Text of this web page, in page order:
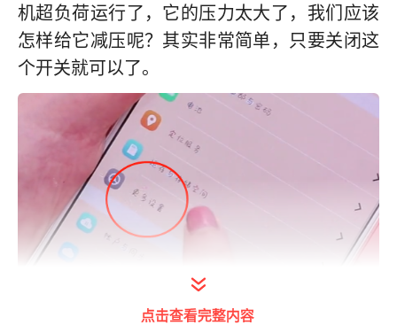
机超负荷运行了，它的压力太大了，我们应该
怎样给它减压呢？其实非常简单，只要关闭这
个开关就可以了。
首先我们需要点击设置，
点击查看完整内容